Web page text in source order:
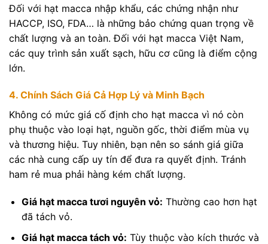
Đối với hạt macca nhập khẩu, các chứng nhận như
HACCP, ISO, FDA… là những bảo chứng quan trọng về
chất lượng và an toàn. Đối với hạt macca Việt Nam,
các quy trình sản xuất sạch, hữu cơ cũng là điểm cộng
lớn.
4. Chính Sách Giá Cả Hợp Lý và Minh Bạch
Không có mức giá cố định cho hạt macca vì nó còn
phụ thuộc vào loại hạt, nguồn gốc, thời điểm mùa vụ
và thương hiệu. Tuy nhiên, bạn nên so sánh giá giữa
các nhà cung cấp uy tín để đưa ra quyết định. Tránh
ham rẻ mua phải hàng kém chất lượng.
Giá hạt macca tươi nguyên vỏ: Thường cao hơn hạt
đã tách vỏ.
Giá hạt macca tách vỏ: Tùy thuộc vào kích thước và